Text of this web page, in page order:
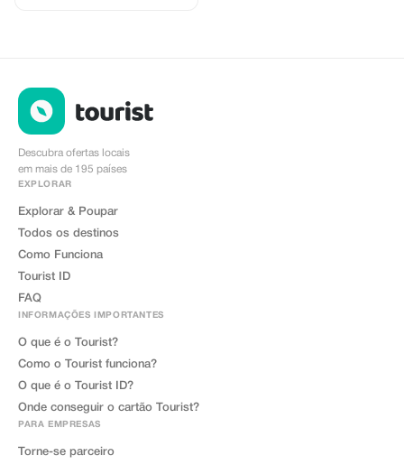
Descubra ofertas locais
em mais de 195 países
EXPLORAR
Explorar & Poupar
Todos os destinos
Como Funciona
Tourist ID
FAQ
INFORMAÇÕES IMPORTANTES
O que é o Tourist?
Como o Tourist funciona?
O que é o Tourist ID?
Onde conseguir o cartão Tourist?
PARA EMPRESAS
Torne-se parceiro